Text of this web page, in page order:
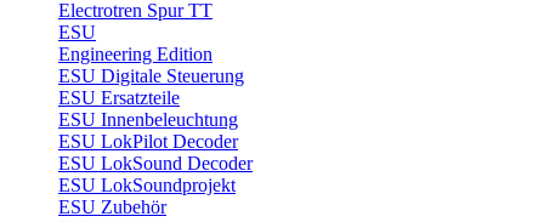
Electrotren Spur TT
ESU
Engineering Edition
ESU Digitale Steuerung
ESU Ersatzteile
ESU Innenbeleuchtung
ESU LokPilot Decoder
ESU LokSound Decoder
ESU LokSoundprojekt
ESU Zubehör